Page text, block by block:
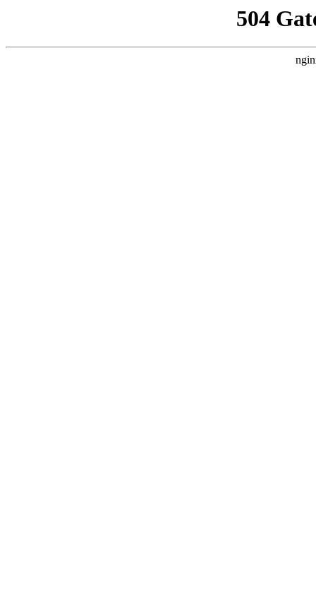
504